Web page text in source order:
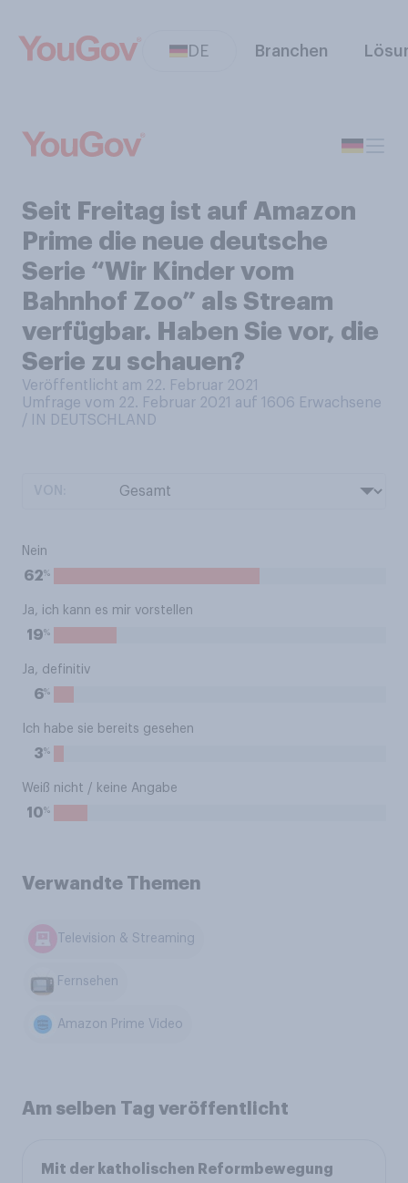
DE Branchen
Seit Freitag ist auf Amazon
Prime die neue deutsche
Serie “Wir Kinder vom
Bahnhof Zoo” als Stream
verfügbar. Haben Sie vor, die
Serie zu schauen?
Veröffentlicht am 22. Februar 2021
Umfrage vom 22. Februar 2021 auf 1606 Erwachsene
/ IN DEUTSCHLAND
Nein
62%
Ja, ich kann es mir vorstellen
19%
Ja, definitiv
6%
Ich habe sie bereits gesehen
3%
Weiß nicht / keine Angabe
10%
Verwandte Themen
Television & Streaming
Fernsehen
Amazon Prime Video
Am selben Tag veröffentlicht
Mit der katholischen Reformbewegung